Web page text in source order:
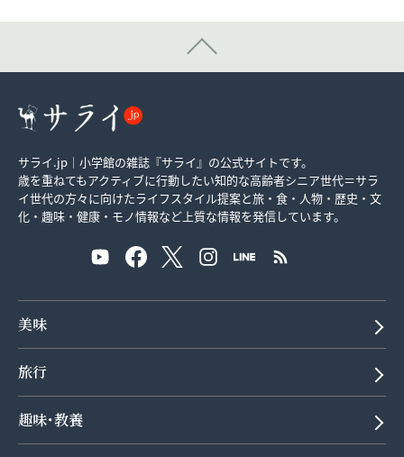
サライ.jp｜小学館の雑誌『サライ』の公式サイトです。
歳を重ねてもアクティブに行動したい知的な高齢者シニア世代＝サラ
イ世代の方々に向けたライフスタイル提案と旅・食・人物・歴史・文
化・趣味・健康・モノ情報など上質な情報を発信しています。
美味
旅行
趣味･教養